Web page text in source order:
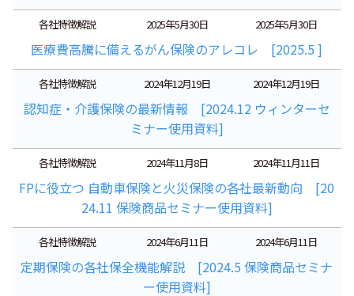
各社特徴解説 2025年5月30日 2025年5月30日
医療費高騰に備えるがん保険のアレコレ [2025.5 ]
各社特徴解説 2024年12月19日 2024年12月19日
認知症・介護保険の最新情報 [2024.12 ウィンターセ
ミナー使用資料]
各社特徴解説 2024年11月8日 2024年11月11日
FPに役立つ 自動車保険と火災保険の各社最新動向 [20
24.11 保険商品セミナー使用資料]
各社特徴解説 2024年6月11日 2024年6月11日
定期保険の各社保全機能解説 [2024.5 保険商品セミナ
ー使用資料]